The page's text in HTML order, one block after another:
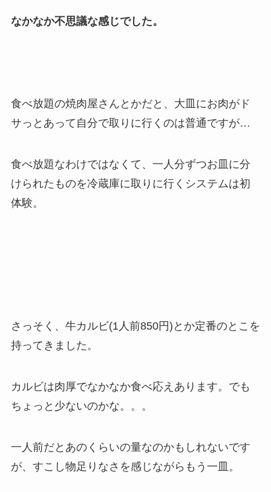
なかなか不思議な感じでした。
食べ放題の焼肉屋さんとかだと、大皿にお肉がド
サっとあって自分で取りに行くのは普通ですが…
食べ放題なわけではなくて、一人分ずつお皿に分
けられたものを冷蔵庫に取りに行くシステムは初
体験。
さっそく、牛カルビ(1人前850円)とか定番のとこを
持ってきました。
カルビは肉厚でなかなか食べ応えあります。でも
ちょっと少ないのかな。。。
一人前だとあのくらいの量なのかもしれないです
が、すこし物足りなさを感じながらもう一皿。